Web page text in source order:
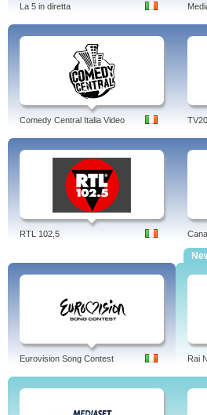
La 5 in diretta
Comedy Central Italia Video
RTL 102,5
Eurovision Song Contest Rai